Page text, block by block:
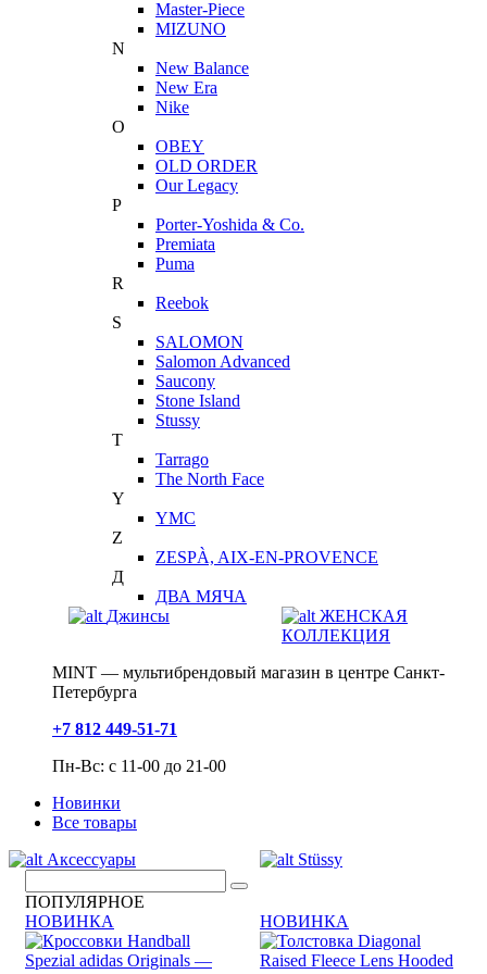
Master-Piece
MIZUNO
N
New Balance
New Era
Nike
O
OBEY
OLD ORDER
Our Legacy
P
Porter-Yoshida & Co.
Premiata
Puma
R
Reebok
S
SALOMON
Salomon Advanced
Saucony
Stone Island
Stussy
T
Tarrago
The North Face
Y
YMC
Z
ZESPÀ, AIX-EN-PROVENCE
Д
ДВА МЯЧА
Джинсы
ЖЕНСКАЯ
КОЛЛЕКЦИЯ
MINT — мультибрендовый магазин в центре Санкт-
Петербурга
+7 812 449-51-71
Пн-Вс: с 11-00 до 21-00
Новинки
Все товары
Аксессуары
Stüssy
ПОПУЛЯРНОЕ
НОВИНКА
НОВИНКА